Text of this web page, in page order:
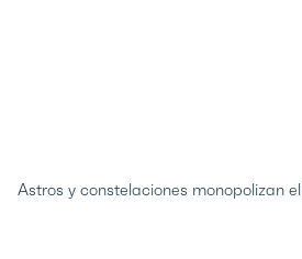
Astros y constelaciones monopolizan